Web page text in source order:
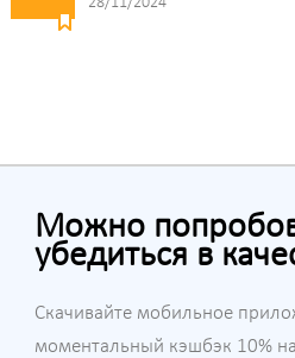
Можно
убедиться в
Скачивайте мобильное
моментальный кэшбэк 10%